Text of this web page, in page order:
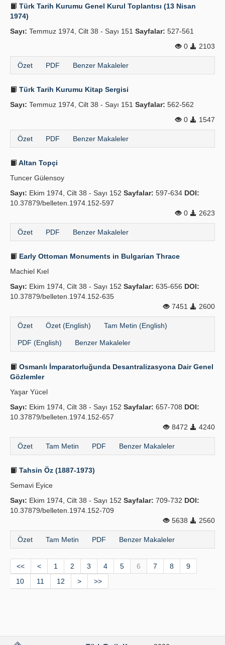
Türk Tarih Kurumu Genel Kurul Toplantısı (13 Nisan
1974)
Sayı: Temmuz 1974, Cilt 38 - Sayı 151 Sayfalar: 527-561
0
2103
Özet PDF Benzer Makaleler
Türk Tarih Kurumu Kitap Sergisi
Sayı: Temmuz 1974, Cilt 38 - Sayı 151 Sayfalar: 562-562
0
1547
Özet PDF Benzer Makaleler
Altan Topçi
Tuncer Gülensoy
Sayı: Ekim 1974, Cilt 38 - Sayı 152 Sayfalar: 597-634 DOI:
10.37879/belleten.1974.152-597
0
2623
Özet PDF Benzer Makaleler
Early Ottoman Monuments in Bulgarian Thrace
Machiel Kıel
Sayı: Ekim 1974, Cilt 38 - Sayı 152 Sayfalar: 635-656 DOI:
10.37879/belleten.1974.152-635
7451
2600
Özet Özet (English) Tam Metin (English)
PDF (English) Benzer Makaleler
Osmanlı İmparatorluğunda Desantralizasyona Dair Genel
Gözlemler
Yaşar Yücel
Sayı: Ekim 1974, Cilt 38 - Sayı 152 Sayfalar: 657-708 DOI:
10.37879/belleten.1974.152-657
8472
4240
Özet Tam Metin PDF Benzer Makaleler
Tahsin Öz (1887-1973)
Semavi Eyice
Sayı: Ekim 1974, Cilt 38 - Sayı 152 Sayfalar: 709-732 DOI:
10.37879/belleten.1974.152-709
5638
2560
Özet Tam Metin PDF Benzer Makaleler
<< < 1 2 3 4 5 6 7 8
9
10
11 12 > >>